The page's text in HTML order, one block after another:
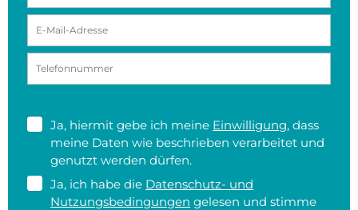
Ja, hiermit gebe ich meine Einwilligung, dass
meine Daten wie beschrieben verarbeitet und
genutzt werden dürfen.
Ja, ich habe die Datenschutz- und
Nutzungsbedingungen gelesen und stimme